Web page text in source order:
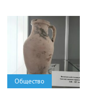
Общество